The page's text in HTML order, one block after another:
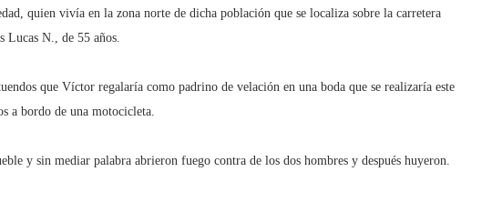
quien vivía en la zona norte de dicha población que se localiza sobre la carretera
Lucas N., de 55 años.
que Víctor regalaría como padrino de velación en una boda que se realizaría este
a bordo de una motocicleta.
y sin mediar palabra abrieron fuego contra de los dos hombres y después huyeron.